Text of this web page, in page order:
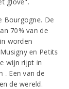
Bourgogne. De
70% van de
worden
en Petits
wijn rijpt in
. Een van de
de wereld.